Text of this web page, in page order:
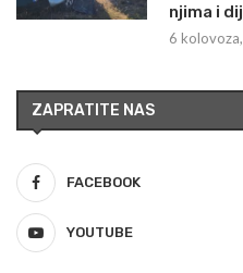
njima i
6
ZAPRATITE NAS
FACEBOOK
YOUTUBE